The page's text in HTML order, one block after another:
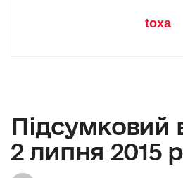
toxa
Підсумковий
2 липня 2015